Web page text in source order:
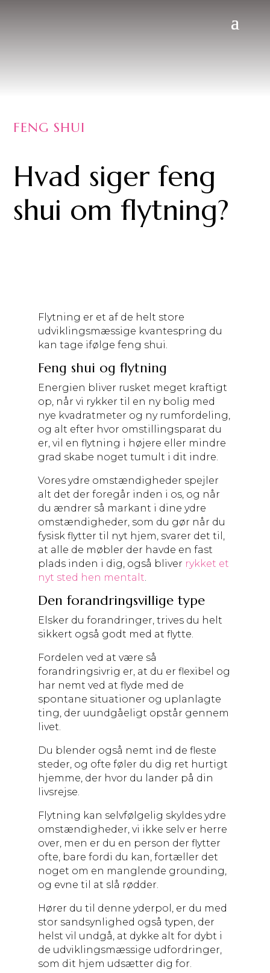
FENG SHUI
Hvad siger feng
shui om flytning?
Flytning er et af de helt store
udviklingsmæssige kvantespring du
kan tage ifølge feng shui.
Feng shui og flytning
Energien bliver rusket meget kraftigt
op, når vi rykker til en ny bolig med
nye kvadratmeter og ny rumfordeling,
og alt efter hvor omstillingsparat du
er, vil en flytning i højere eller mindre
grad skabe noget tumult i dit indre.
Vores ydre omstændigheder spejler
alt det der foregår inden i os, og når
du ændrer så markant i dine ydre
omstændigheder, som du gør når du
fysisk flytter til nyt hjem, svarer det til,
at alle de møbler der havde en fast
plads inden i dig, også bliver rykket et
nyt sted hen mentalt.
Den forandringsvillige type
Elsker du forandringer, trives du helt
sikkert også godt med at flytte.
Fordelen ved at være så
forandringsivrig er, at du er flexibel og
har nemt ved at flyde med de
spontane situationer og uplanlagte
ting, der uundgåeligt opstår gennem
livet.
Du blender også nemt ind de fleste
steder, og ofte føler du dig ret hurtigt
hjemme, der hvor du lander på din
livsrejse.
Flytning kan selvfølgelig skyldes ydre
omstændigheder, vi ikke selv er herre
over, men er du en person der flytter
ofte, bare fordi du kan, fortæller det
noget om en manglende grounding,
og evne til at slå rødder.
Hører du til denne yderpol, er du med
stor sandsynlighed også typen, der
helst vil undgå, at dykke alt for dybt i
de udviklingsmæssige udfordringer,
som dit hjem udsætter dig for.